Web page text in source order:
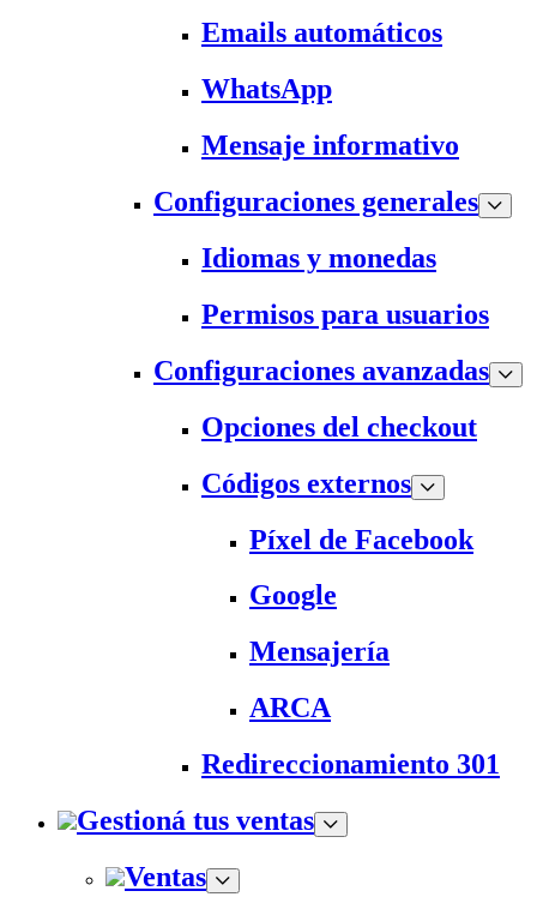
Emails automáticos
WhatsApp
Mensaje informativo
Configuraciones generales
Idiomas y monedas
Permisos para usuarios
Configuraciones avanzadas
Opciones del checkout
Códigos externos
Píxel de Facebook
Google
Mensajería
ARCA
Redireccionamiento 301
Gestioná tus ventas
Ventas